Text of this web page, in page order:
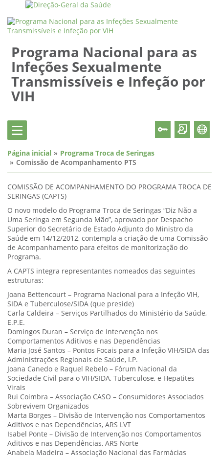
Programa Nacional para as
Infeções Sexualmente
Transmissíveis e Infeção por
VIH
Página inicial
Programa Troca de Seringas
Comissão de Acompanhamento PTS
COMISSÃO DE ACOMPANHAMENTO DO PROGRAMA TROCA DE
SERINGAS (CAPTS)
O novo modelo do Programa Troca de Seringas “Diz Não a
Uma Seringa em Segunda Mão”, aprovado por Despacho
Superior do Secretário de Estado Adjunto do Ministro da
Saúde em 14/12/2012, contempla a criação de uma Comissão
de Acompanhamento para efeitos de monitorização do
Programa.
A CAPTS integra representantes nomeados das seguintes
estruturas:
Joana Bettencourt – Programa Nacional para a Infeção VIH,
SIDA e Tuberculose/SIDA (que preside)
Carla Caldeira – Serviços Partilhados do Ministério da Saúde,
E.P.E.
Domingos Duran – Serviço de Intervenção nos
Comportamentos Aditivos e nas Dependências
Maria José Santos – Pontos Focais para a Infeção VIH/SIDA das
Administrações Regionais de Saúde, I.P.
Joana Canedo e Raquel Rebelo – Fórum Nacional da
Sociedade Civil para o VIH/SIDA, Tuberculose, e Hepatites
Virais
Rui Coimbra – Associação CASO – Consumidores Associados
Sobrevivem Organizados
Marta Borges – Divisão de Intervenção nos Comportamentos
Aditivos e nas Dependências, ARS LVT
Isabel Ponte – Divisão de Intervenção nos Comportamentos
Aditivos e nas Dependências, ARS Norte
Anabela Madeira – Associação Nacional das Farmácias